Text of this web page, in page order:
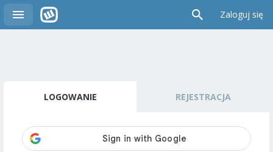
Zaloguj się
LOGOWANIE REJESTRACJA